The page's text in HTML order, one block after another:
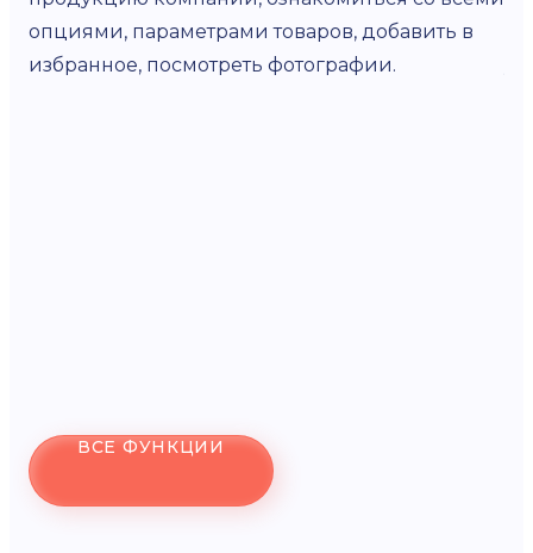
опциями, параметрами товаров, добавить в
избранное, посмотреть фотографии.
ВСЕ ФУНКЦИИ